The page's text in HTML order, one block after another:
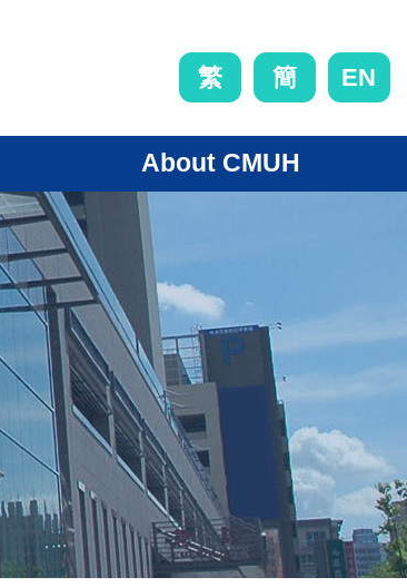
繁 簡 EN
About CMUH